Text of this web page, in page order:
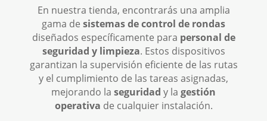
En nuestra tienda, encontrarás una amplia
gama de sistemas de control de rondas
diseñados específicamente para personal de
seguridad y limpieza. Estos dispositivos
garantizan la supervisión eficiente de las rutas
y el cumplimiento de las tareas asignadas,
mejorando la seguridad y la gestión
operativa de cualquier instalación.